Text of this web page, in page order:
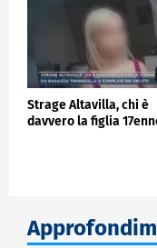
Strage Altavilla, chi è
davvero la figlia